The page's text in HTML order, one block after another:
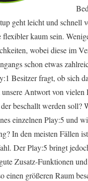
geht leicht und schnell
kaum sein.
wobei diese im
schon etwas
Besitzer fragt, ob sich
Antwort von vielen
beschallt werden soll?
einzelnen Play:5 und
In den meisten Fällen
Der Play:5 bringt
Zusatz-Funktionen
einen größeren Raum